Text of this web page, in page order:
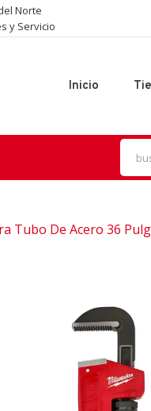
Norte
y Servicio
Inicio
Tubo De Acero 36